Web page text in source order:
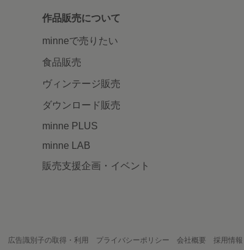
作品販売について
minneで売りたい
食品販売
ヴィンテージ販売
ダウンロード販売
minne PLUS
minne LAB
販売支援企画・イベント
広告識別子の取得・利用 プライバシーポリシー 会社概要 採用情報